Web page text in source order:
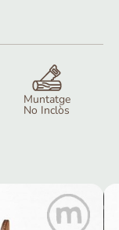
Muntatge
No Inclòs